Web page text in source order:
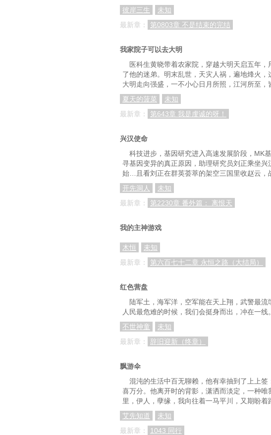
彼岸三生
未知
最新章：
第0803章 不是结束的完结
我家院子可以去大明
医科生黄晓带着农家院，穿越大明天启五年
了他的迷弟。明末乱世，天灾人祸，遍地烽火
大明走向强盛，一不小心日月所照，江河所至，
夏天的菠菜
未知
最新章：
第643章 我是虔诚的呀！
兴汉使命
科技进步，基因研究进入高速发展阶段，MK
寻基因变异的真正原因，助理研究员刘正乘坐
始…且看刘正在群英荟萃的架空三国里收赵云，
开先洞人
未知
最新章：
第2230章 番外篇： 离恨天
我的主神游戏
木恒
未知
最新章：
第六百七十二章 永恒之路（大结局）
红色营盘
陆军土，海军洋，空军能在天上翔，武警最
人民最危难的时候，我们会挺身而出，冲在一
不世神童
未知
最新章：
辞旧迎新（终章）
飘游伞
混沌的生活中百无聊赖，他有幸抽到了上上
喜万分。他离开时的背影，潇洒而淡定，一种
里，伊人，孽缘，我向往着一马平川，又期盼着
艾先知道
未知
最新章：
1043 同行